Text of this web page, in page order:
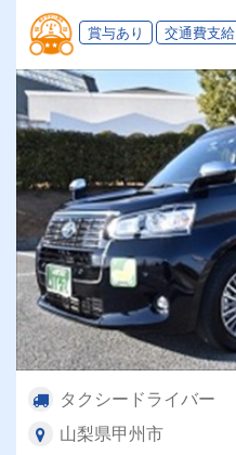
賞与あり 交通費支給
タクシードライバー
山梨県甲州市